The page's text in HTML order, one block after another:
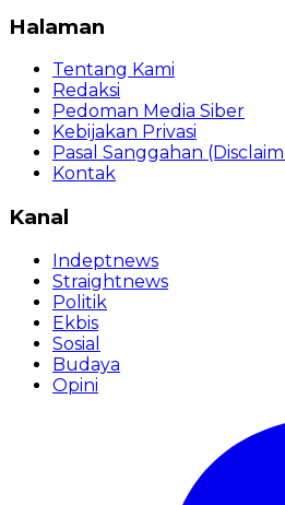
Halaman
Tentang Kami
Redaksi
Pedoman Media Siber
Kebijakan Privasi
Pasal Sanggahan
Kontak
Kanal
Indeptnews
Straightnews
Politik
Ekbis
Sosial
Budaya
Opini